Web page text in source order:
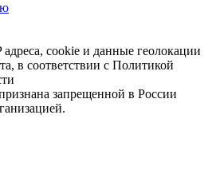
адреса, cookie и данные геолокации
в соответствии с Политикой
запрещенной в России